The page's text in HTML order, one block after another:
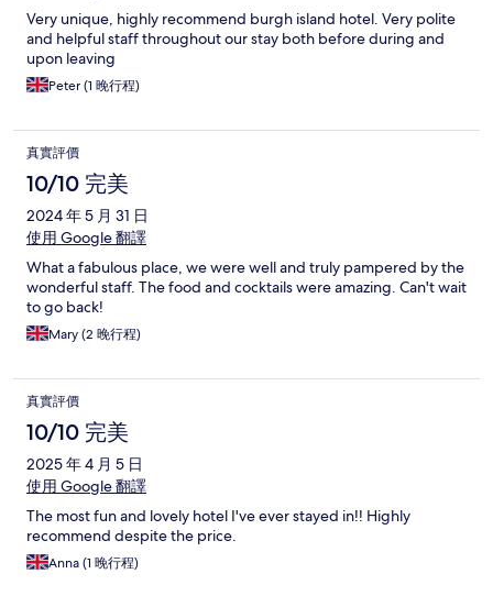
Very unique, highly recommend burgh island hotel. Very polite
and helpful staff throughout our stay both before during and
upon leaving
Peter (1 晚行程)
真實評價
10/10 完美
2024 年 5 月 31 日
使用 Google 翻譯
What a fabulous place, we were well and truly pampered by the
wonderful staff. The food and cocktails were amazing. Can't wait
to go back!
Mary (2 晚行程)
真實評價
10/10 完美
2025 年 4 月 5 日
使用 Google 翻譯
The most fun and lovely hotel I've ever stayed in!! Highly
recommend despite the price.
Anna (1 晚行程)